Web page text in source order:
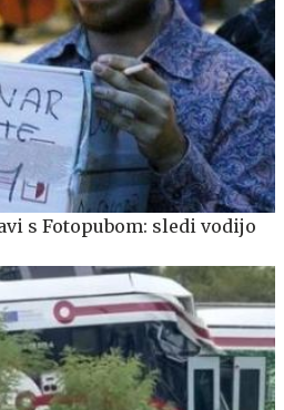
s Fotopubom: sledi vodijo